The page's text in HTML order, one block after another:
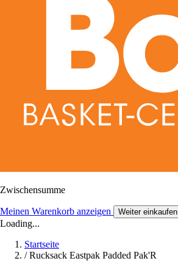
Zwischensumme
Meinen Warenkorb anzeigen Weiter einkaufen
Loading...
Startseite
/ Rucksack Eastpak Padded Pak'R